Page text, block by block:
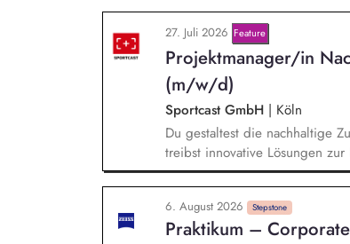
27. Juli 2026 Feature
Projektmanager/in
(m/w/d)
Sportcast GmbH | Köln
Du gestaltest die nachhaltige
treibst innovative Lösungen
der Evaluierung von
Co2e-Fußabdruck,
Stromversorgung sowie der
6. August 2026 Stepstone
Praktikum –